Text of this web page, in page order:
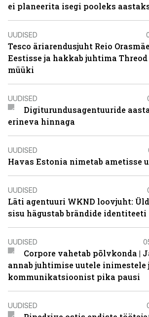
ei planeerita isegi pooleks
UUDISED
Tesco äriarendusjuht Reio
Eestisse ja hakkab juhtima
müüki
UUDISED
Digiturundusagentuuride
erineva hinnaga
UUDISED
Havas Estonia nimetab ametisse
UUDISED
Läti agentuuri WKND loovjuht:
sisu hägustab brändide identiteeti
UUDISED
Corpore vahetab põlvkonda |
annab juhtimise uutele inimestele
kommunikatsioonist pika pausi
UUDISED